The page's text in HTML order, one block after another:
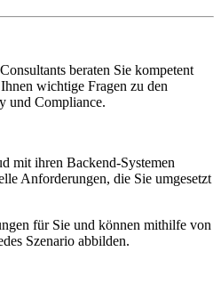
beraten Sie kompetent
wichtige Fragen zu den
und Compliance.
mit ihren Backend-Systemen
Anforderungen, die Sie umgesetzt
für Sie und können mithilfe von
Szenario abbilden.